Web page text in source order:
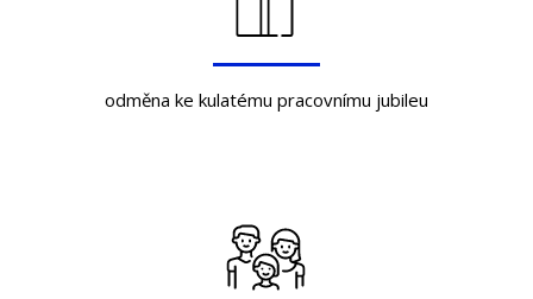
odměna ke kulatému pracovnímu jubileu